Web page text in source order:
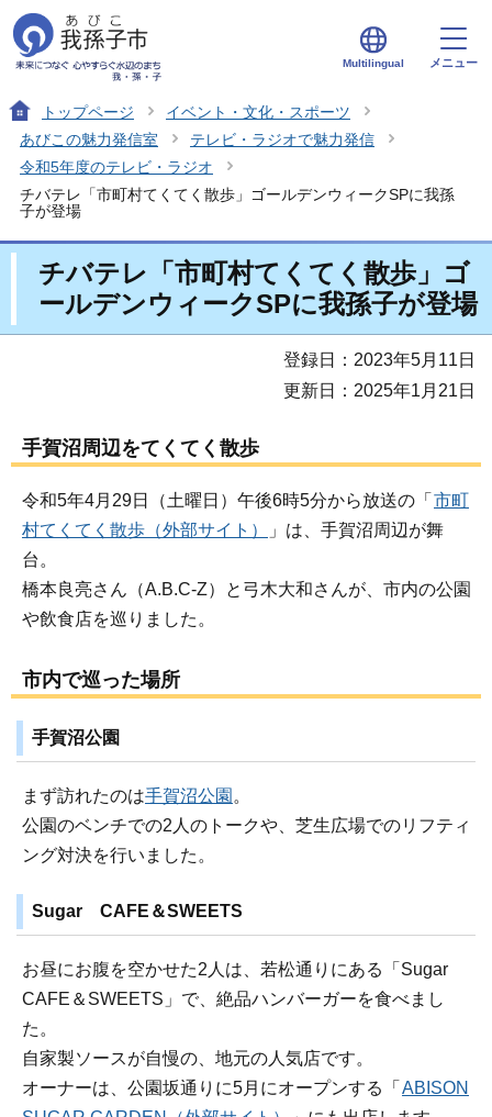
Multilingual メニュー
トップページ
イベント・文化・スポーツ
あびこの魅力発信室
テレビ・ラジオで魅力発信
令和5年度のテレビ・ラジオ
チバテレ「市町村てくてく散歩」ゴールデンウィークSPに我孫
子が登場
チバテレ「市町村てくてく散歩」ゴ
ールデンウィークSPに我孫子が登場
登録日：2023年5月11日
更新日：2025年1月21日
手賀沼周辺をてくてく散歩
令和5年4月29日（土曜日）午後6時5分から放送の「 市町
村てくてく散歩（外部サイト）
」は、手賀沼周辺が舞
台。
橋本良亮さん（A.B.C-Z）と弓木大和さんが、市内の公園
や飲食店を巡りました。
市内で巡った場所
手賀沼公園
まず訪れたのは手賀沼公園 。
公園のベンチでの2人のトークや、芝生広場でのリフティ
ング対決を行いました。
Sugar CAFE＆SWEETS
お昼にお腹を空かせた2人は、若松通りにある「Sugar
CAFE＆SWEETS」で、絶品ハンバーガーを食べまし
た。
自家製ソースが自慢の、地元の人気店です。
オーナーは、公園坂通りに5月にオープンする「 ABISON